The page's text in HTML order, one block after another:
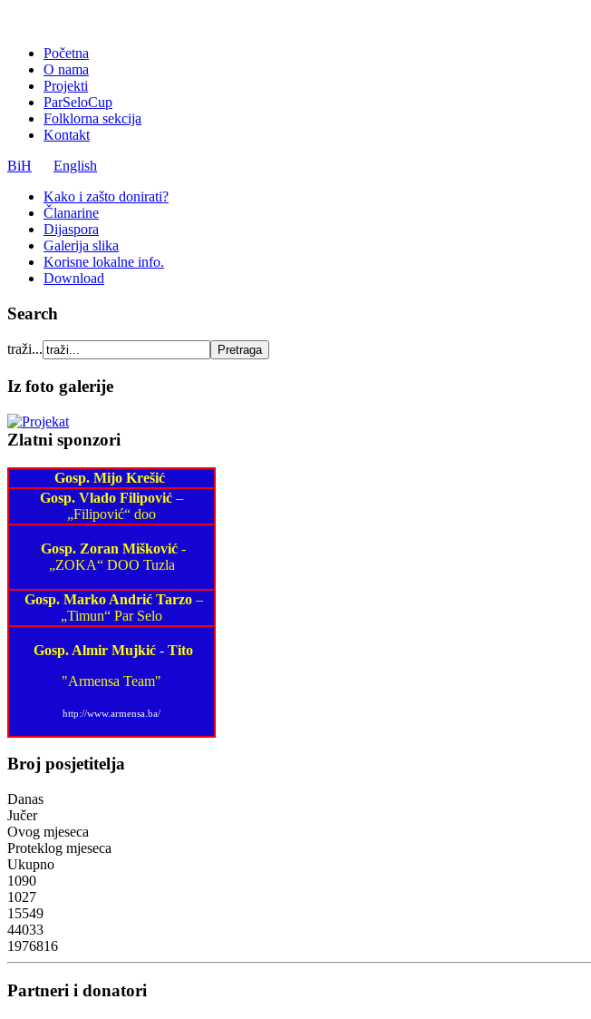
Početna
O nama
Projekti
ParSeloCup
Folklorna sekcija
Kontakt
BiH
English
Kako i zašto donirati?
Članarine
Dijaspora
Galerija slika
Korisne lokalne info.
Download
Search
traži...
Iz foto galerije
Zlatni sponzori
Gosp. Mijo Krešić
Gosp. Vlado Filipović –
„Filipović“ doo
Gosp. Zoran Mišković -
„ZOKA“ DOO Tuzla
Gosp. Marko Andrić Tarzo–
„Timun“ Par Selo
Gosp. Almir Mujkić - Tito
"Armensa Team"
http://www.armensa.ba/
Broj posjetitelja
Danas
Jučer
Ovog mjeseca
Proteklog mjeseca
Ukupno
1090
1027
15549
44033
1976816
Partneri i donatori